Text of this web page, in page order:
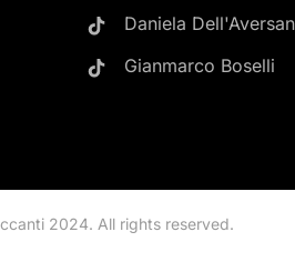
Daniela
Gianmarco Boselli
2024. All rights reserved.